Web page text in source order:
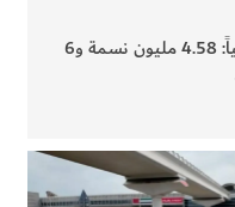
دبي تعد سكانها لحظياً: 4.58 مليون نسمة و6